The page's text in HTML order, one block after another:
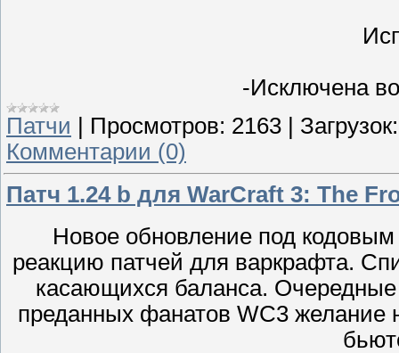
-Исключена
Патчи
Просмотров: 2163
Загрузок:
Комментарии (0)
Патч 1.24 b для WarCraft 3: The
Новое обновление под
реакцию патчей для варкрафта.
касающихся баланса.
преданных фанатов WC3 желание